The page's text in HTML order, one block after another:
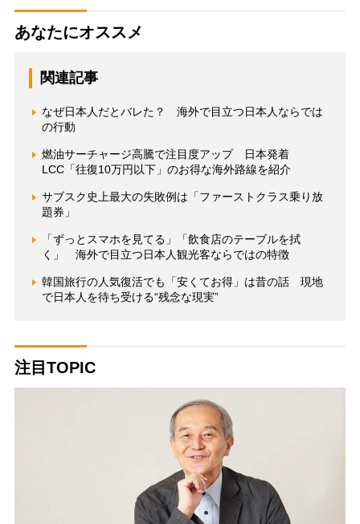
あなたにオススメ
関連記事
なぜ日本人だとバレた？ 海外で目立つ日本人ならでは
の行動
燃油サーチャージ高騰で注目度アップ 日本発着
LCC「往復10万円以下」のお得な海外路線を紹介
サブスク史上最大の失敗例は「ファーストクラス乗り放
題券」
「ずっとスマホを見てる」「飲食店のテーブルを拭
く」 海外で目立つ日本人観光客ならではの特徴
韓国旅行の人気復活でも「安くてお得」は昔の話 現地
で日本人を待ち受ける“残念な現実”
注目TOPIC